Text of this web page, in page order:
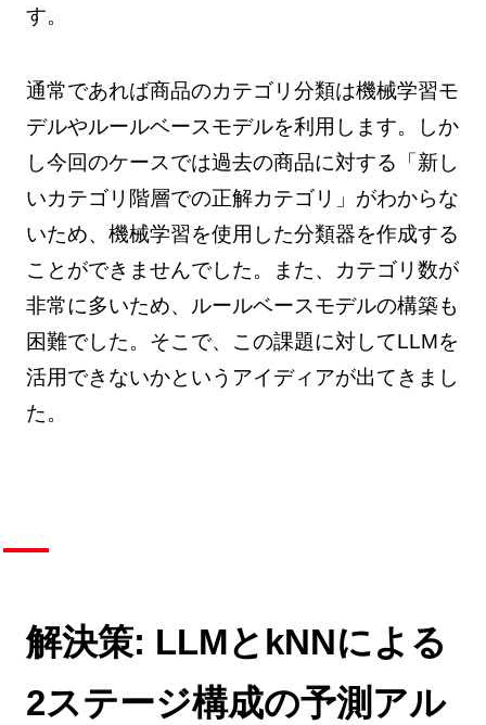
す。
通常であれば商品のカテゴリ分類は機械学習モ
デルやルールベースモデルを利用します。しか
し今回のケースでは過去の商品に対する「新し
いカテゴリ階層での正解カテゴリ」がわからな
いため、機械学習を使用した分類器を作成する
ことができませんでした。また、カテゴリ数が
非常に多いため、ルールベースモデルの構築も
困難でした。そこで、この課題に対してLLMを
活用できないかというアイディアが出てきまし
た。
解決策: LLMとkNNによる
2ステージ構成の予測アル